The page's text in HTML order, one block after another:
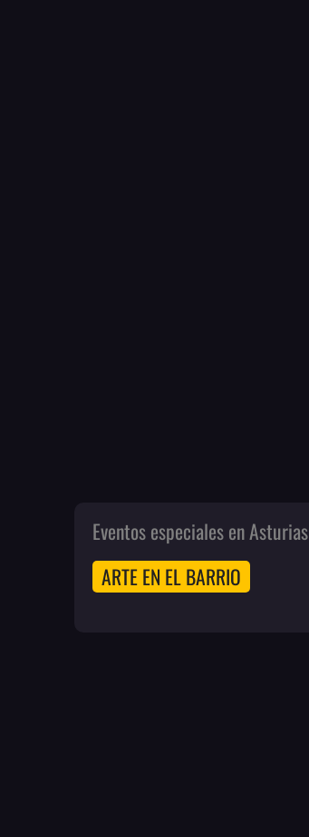
Eventos especiales en Asturias
ARTE EN EL BARRIO